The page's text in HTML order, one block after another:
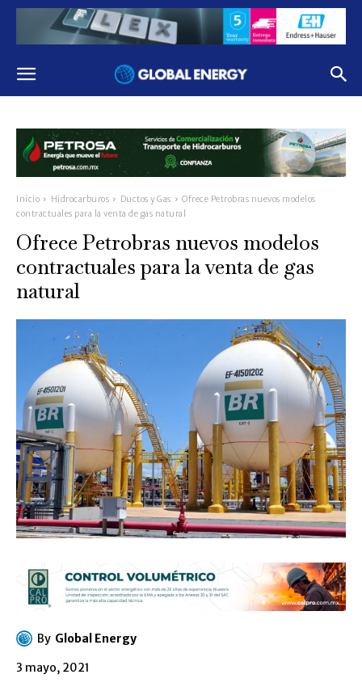
Inicio Hidrocarburos Ductos y Gas
Ofrece Petrobras nuevos modelos
contractuales para la venta de gas natural
Ofrece Petrobras nuevos modelos
contractuales para la venta de gas
natural
By Global Energy
3 mayo, 2021